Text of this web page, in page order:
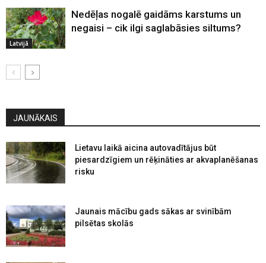
Latvijā
Nedēļas nogalē gaidāms karstums un
negaisi – cik ilgi saglabāsies siltums?
JAUNĀKAIS
Lietavu laikā aicina autovadītājus būt
piesardzīgiem un rēķināties ar akvaplanēšanas
risku
Jaunais mācību gads sākas ar svinībām
pilsētas skolās